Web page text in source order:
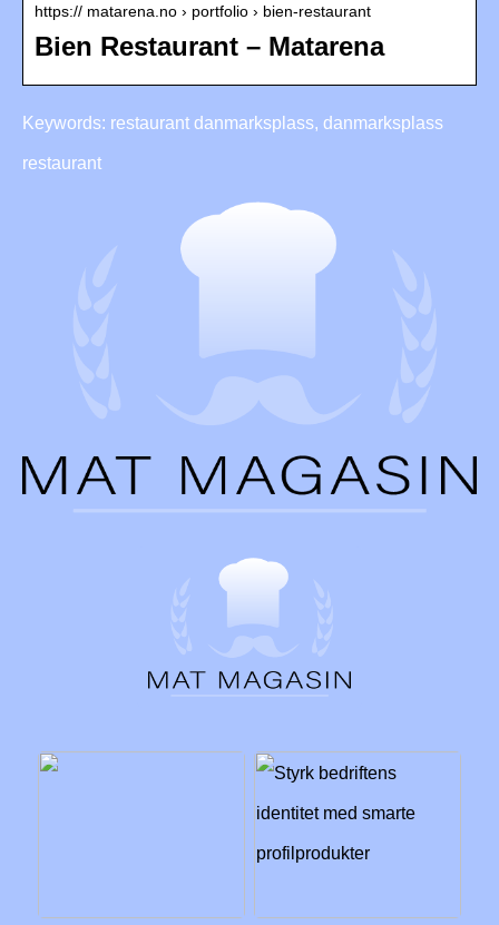
https:// matarena.no › portfolio › bien-restaurant
Bien Restaurant – Matarena
Keywords: restaurant danmarksplass, danmarksplass
restaurant